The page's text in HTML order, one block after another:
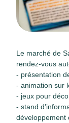
Le marché de
rendez-vous
- présentation
- animation sur
- jeux pour
- stand
développement